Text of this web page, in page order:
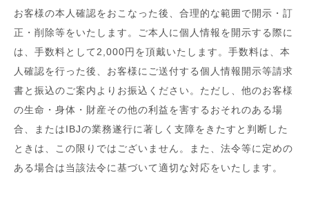
お客様の本人確認をおこなった後、合理的な範囲で開示・訂
正・削除等をいたします。ご本人に個人情報を開示する際に
は、手数料として2,000円を頂戴いたします。手数料は、本
人確認を行った後、お客様にご送付する個人情報開示等請求
書と振込のご案内よりお振込ください。ただし、他のお客様
の生命・身体・財産その他の利益を害するおそれのある場
合、またはIBJの業務遂行に著しく支障をきたすと判断した
ときは、この限りではございません。また、法令等に定めの
ある場合は当該法令に基づいて適切な対応をいたします。